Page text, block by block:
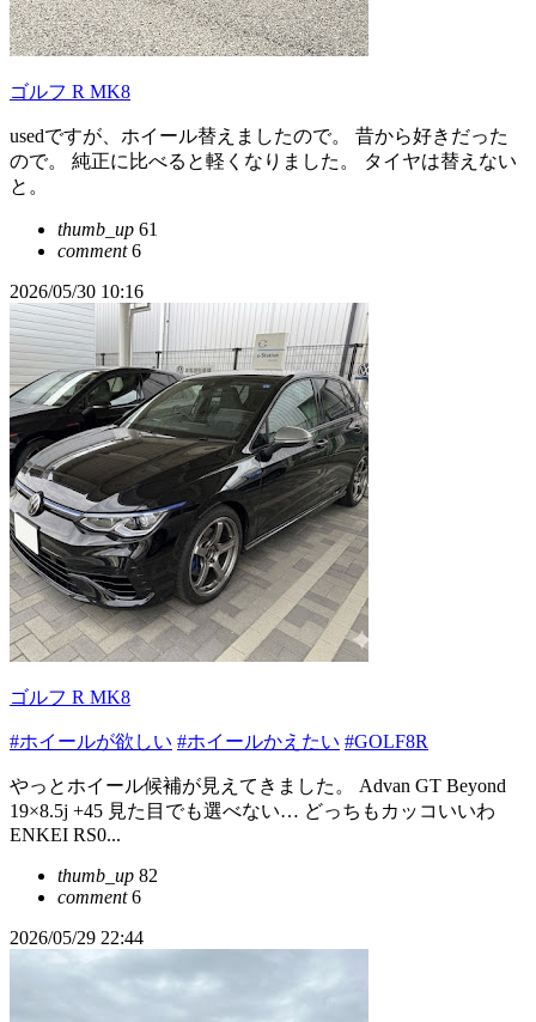
ゴルフ R MK8
usedですが、ホイール替えましたので。 昔から好きだった
ので。 純正に比べると軽くなりました。 タイヤは替えない
と。
thumb_up 61
comment6
2026/05/30 10:16
ゴルフ R MK8
#ホイールが欲しい #ホイールかえたい #GOLF8R
やっとホイール候補が見えてきました。 Advan GT Beyond
19×8.5j +45 見た目でも選べない… どっちもカッコいいわ
ENKEI RS0...
thumb_up 82
comment6
2026/05/29 22:44